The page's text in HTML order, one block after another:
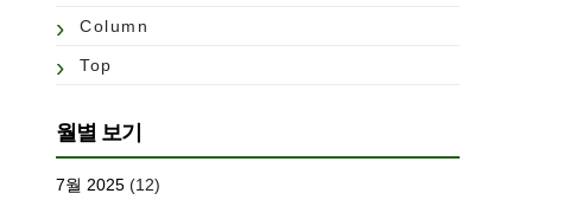
Column
Top
월별 보기
7월 2025 (12)